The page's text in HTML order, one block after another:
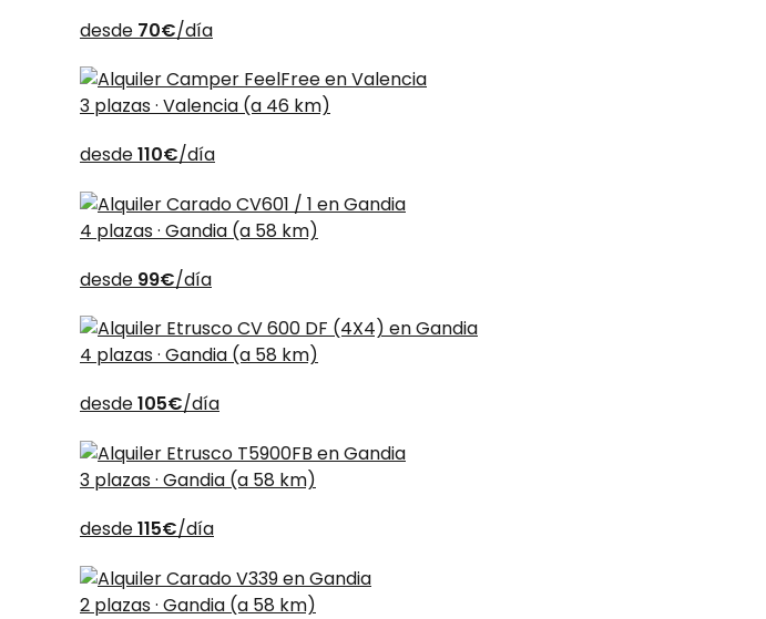
desde 70€/día
3 plazas · Valencia (a 46 km)
desde110€/día
4 plazas · Gandia (a 58 km)
desde 99€/día
4 plazas · Gandia (a 58 km)
desde105€/día
3 plazas · Gandia (a 58 km)
desde115€/día
2 plazas · Gandia (a 58 km)